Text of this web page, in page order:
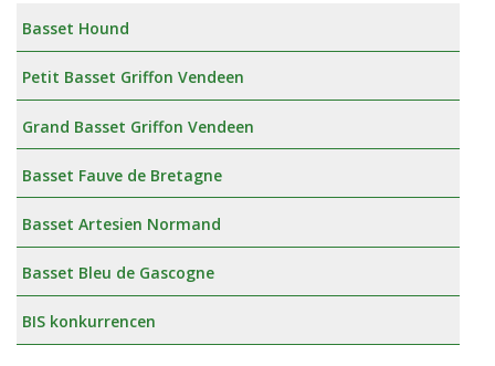
Basset Hound
Petit Basset Griffon Vendeen
Grand Basset Griffon Vendeen
Basset Fauve de Bretagne
Basset Artesien Normand
Basset Bleu de Gascogne
BIS konkurrencen